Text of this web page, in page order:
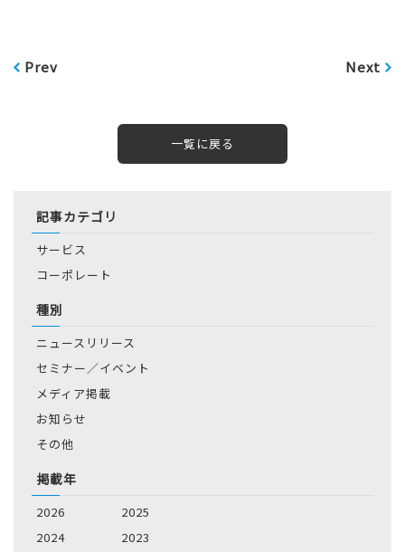
Prev Next
一覧に戻る
記事カテゴリ
サービス
コーポレート
種別
ニュースリリース
セミナー／イベント
メディア掲載
お知らせ
その他
掲載年
2026
2025
2024
2023